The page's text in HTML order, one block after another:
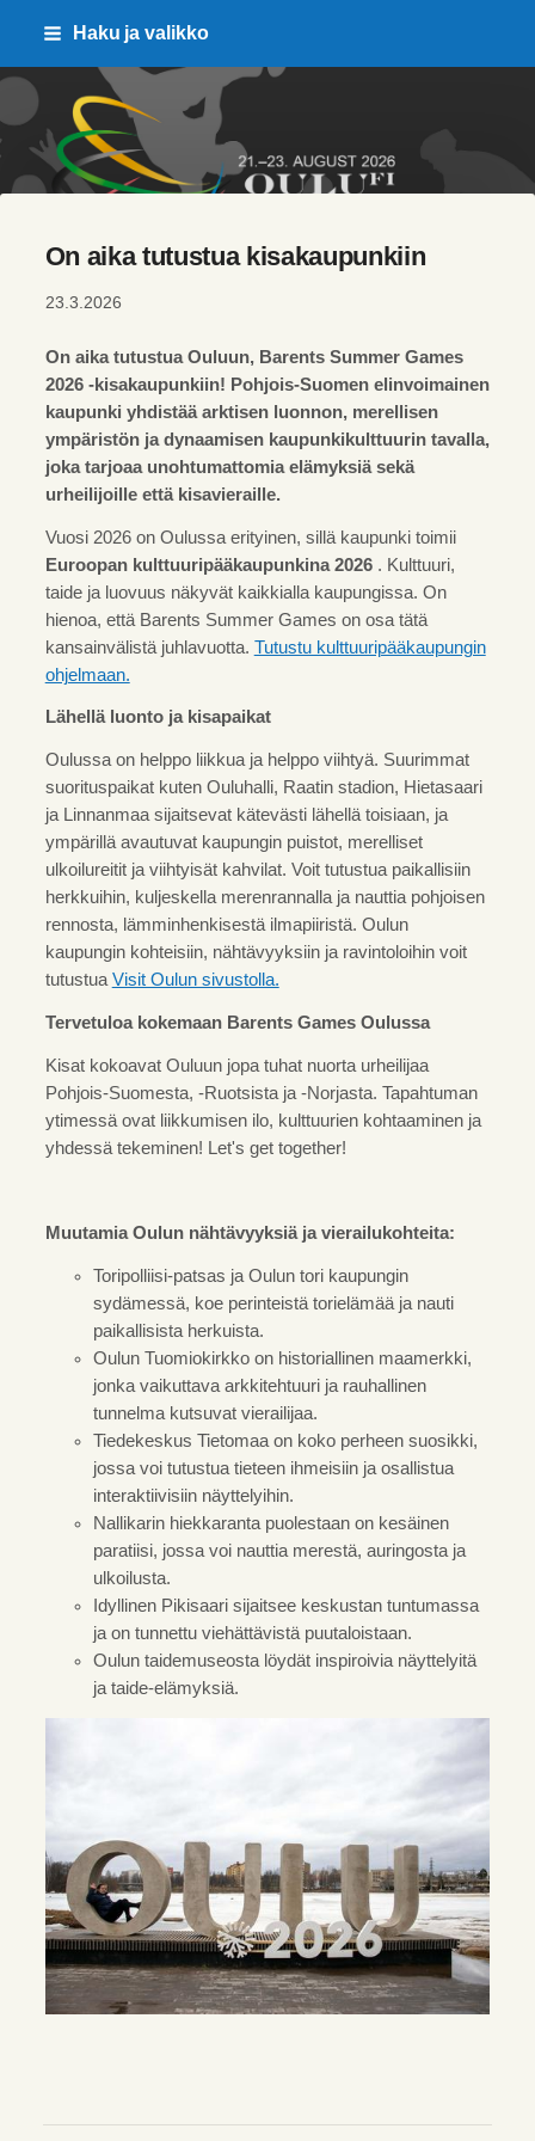
Siirry
sisältöön
Haku ja valikko
On aika tutustua kisakaupunkiin
23.3.2026
On aika tutustua Ouluun, Barents Summer Games
2026 -kisakaupunkiin! Pohjois-Suomen elinvoimainen
kaupunki yhdistää arktisen luonnon, merellisen
ympäristön ja dynaamisen kaupunkikulttuurin tavalla,
joka tarjoaa unohtumattomia elämyksiä sekä
urheilijoille että kisavieraille.
Vuosi 2026 on Oulussa erityinen, sillä kaupunki toimii
Euroopan kulttuuripääkaupunkina 2026. Kulttuuri,
taide ja luovuus näkyvät kaikkialla kaupungissa. On
hienoa, että Barents Summer Games on osa tätä
kansainvälistä juhlavuotta. Tutustu kulttuuripääkaupungin
ohjelmaan.
Lähellä luonto ja kisapaikat
Oulussa on helppo liikkua ja helppo viihtyä. Suurimmat
suorituspaikat kuten Ouluhalli, Raatin stadion, Hietasaari
ja Linnanmaa sijaitsevat kätevästi lähellä toisiaan, ja
ympärillä avautuvat kaupungin puistot, merelliset
ulkoilureitit ja viihtyisät kahvilat. Voit tutustua paikallisiin
herkkuihin, kuljeskella merenrannalla ja nauttia pohjoisen
rennosta, lämminhenkisestä ilmapiiristä. Oulun
kaupungin kohteisiin, nähtävyyksiin ja ravintoloihin voit
tutustua Visit Oulun sivustolla.
Tervetuloa kokemaan Barents Games Oulussa
Kisat kokoavat Ouluun jopa tuhat nuorta urheilijaa
Pohjois-Suomesta, -Ruotsista ja -Norjasta. Tapahtuman
ytimessä ovat liikkumisen ilo, kulttuurien kohtaaminen ja
yhdessä tekeminen! Let's get together!
Muutamia Oulun nähtävyyksiä ja vierailukohteita:
Toripolliisi-patsas ja Oulun tori kaupungin
sydämessä, koe perinteistä torielämää ja nauti
paikallisista herkuista.
Oulun Tuomiokirkko on historiallinen maamerkki,
jonka vaikuttava arkkitehtuuri ja rauhallinen
tunnelma kutsuvat vierailijaa.
Tiedekeskus Tietomaa on koko perheen suosikki,
jossa voi tutustua tieteen ihmeisiin ja osallistua
interaktiivisiin näyttelyihin.
Nallikarin hiekkaranta puolestaan on kesäinen
paratiisi, jossa voi nauttia merestä, auringosta ja
ulkoilusta.
Idyllinen Pikisaari sijaitsee keskustan tuntumassa
ja on tunnettu viehättävistä puutaloistaan.
Oulun taidemuseosta löydät inspiroivia näyttelyitä
ja taide-elämyksiä.